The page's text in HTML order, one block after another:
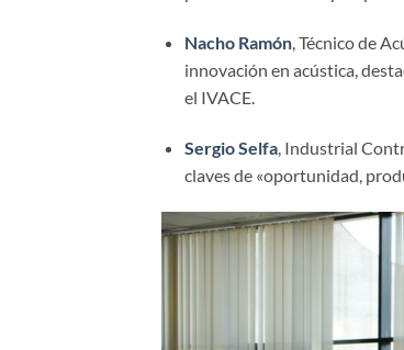
Nacho Ramón, Técnico de
innovación en acústica,
el IVACE.
Sergio Selfa, Industrial
claves de «oportunidad,